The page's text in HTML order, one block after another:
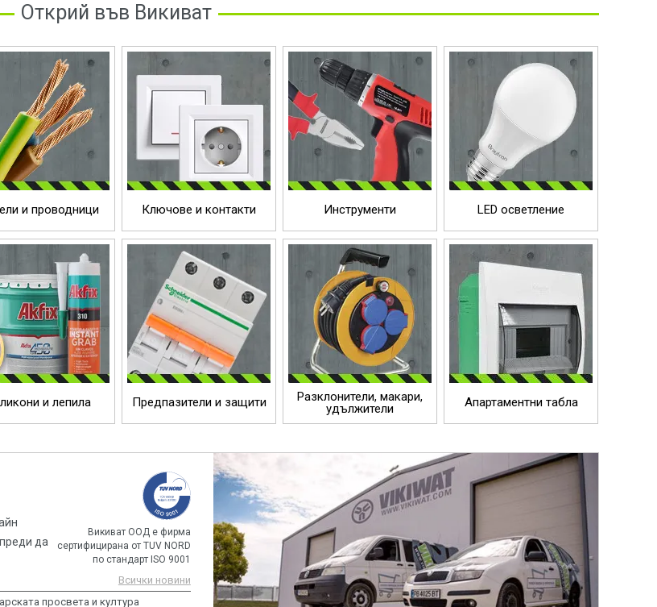
Открий във Викиват
и проводници Ключове и контакти Инструменти LED осветление
и лепила Предпазители и защити
Разклонители, макари,
удължители
Апартаментни табла
да
Викиват ООД e фирма
сертифицирана от TUV NORD
по стандарт ISO 9001
Всички новини
просвета и култура